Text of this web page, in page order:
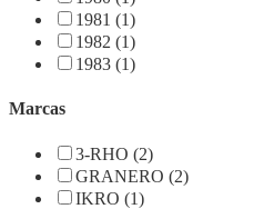
1981 (1)
1982 (1)
1983 (1)
Marcas
3-RHO (2)
GRANERO (2)
IKRO (1)